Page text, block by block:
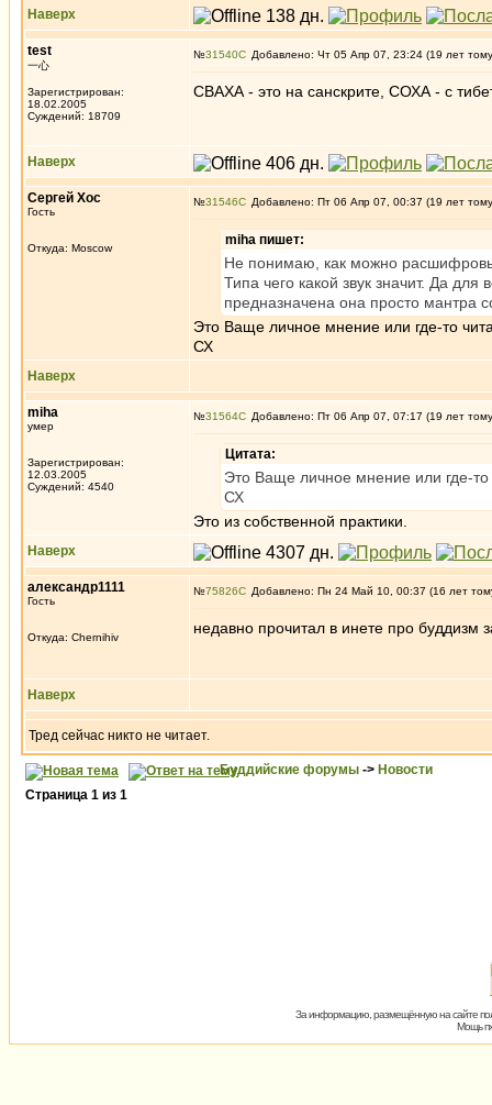
Наверх
test
一心
Зарегистрирован:
18.02.2005
Суждений: 18709
№31540 Добавлено: Чт 05 Апр 07, 23:24 (19 лет
СВАХА - это на санскрите, СОХА - с
Наверх
Сергей Хос
Гость
Откуда: Moscow
№31546 Добавлено: Пт 06 Апр 07, 00:37 (19 лет
miha пишет:
Не понимаю, как можно
Типа чего какой звук значит. Да
предназначена она просто мантра
Это Ваще личное мнение или где-то
СХ
Наверх
miha
умер
Зарегистрирован:
12.03.2005
Суждений: 4540
№31564 Добавлено: Пт 06 Апр 07, 07:17 (19 лет
Цитата:
Это Ваще личное мнение или где-то
СХ
Это из собственной практики.
Наверх
александр1111
Гость
Откуда: Chernihiv
№75826 Добавлено: Пн 24 Май 10, 00:37 (16 лет
недавно прочитал в инете про буддизм
Наверх
Тред сейчас никто не читает.
Буддийские форумы -> Новости
Страница 1 из 1
За информацию, размещённую на сайте
Мощь